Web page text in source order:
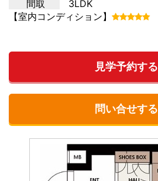
間取
3LDK
【室内コンディション】
見学予約する
問い合せする